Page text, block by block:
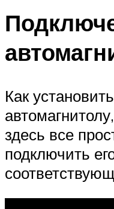
Как
здесь все
подключить